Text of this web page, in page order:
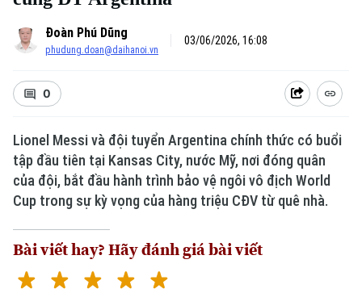
Đoàn Phú Dũng
phudung.doan@daihanoi.vn
03/06/2026, 16:08
0
Lionel Messi và đội tuyển Argentina chính thức có buổi
tập đầu tiên tại Kansas City, nước Mỹ, nơi đóng quân
của đội, bắt đầu hành trình bảo vệ ngôi vô địch World
Cup trong sự kỳ vọng của hàng triệu CĐV từ quê nhà.
Bài viết hay? Hãy đánh giá bài viết